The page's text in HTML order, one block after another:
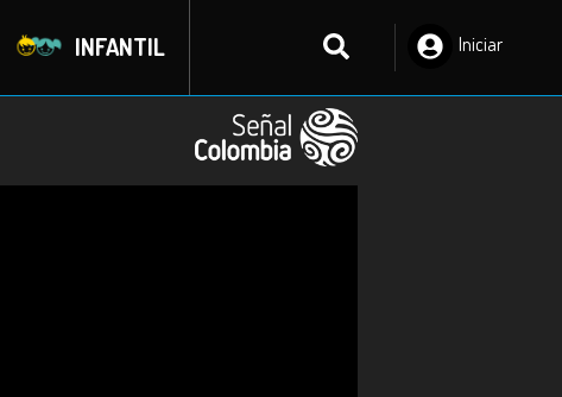
INFANTIL
Iniciar